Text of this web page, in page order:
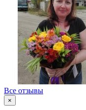
Все отзывы
×